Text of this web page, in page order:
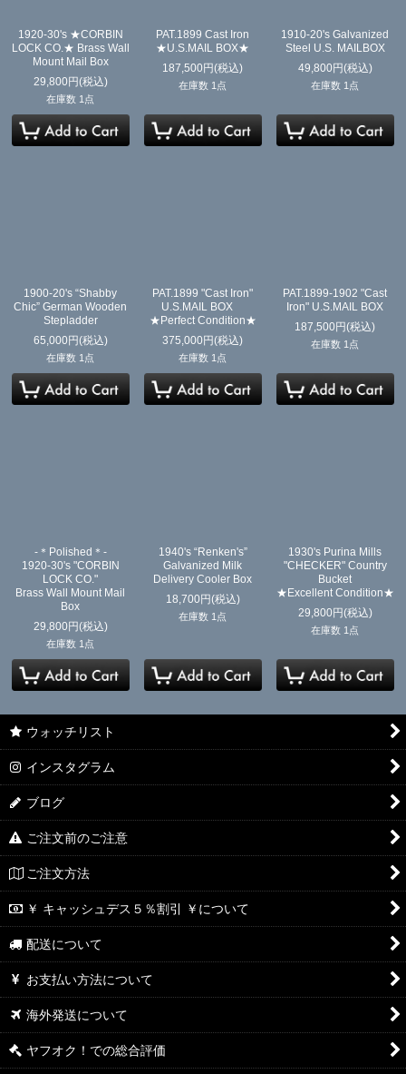
1920-30's ★CORBIN
LOCK CO.★ Brass Wall
Mount Mail Box
29,800円(税込)
在庫数 1点
PAT.1899 Cast Iron
★U.S.MAIL BOX★
187,500円(税込)
在庫数 1点
1910-20's Galvanized
Steel U.S. MAILBOX
49,800円(税込)
在庫数 1点
1900-20's “Shabby
Chic” German Wooden
Stepladder
65,000円(税込)
在庫数 1点
PAT.1899 "Cast Iron"
U.S.MAIL BOX
★Perfect Condition★
375,000円(税込)
在庫数 1点
PAT.1899-1902 "Cast
Iron" U.S.MAIL BOX
187,500円(税込)
在庫数 1点
-＊Polished＊-
1920-30's "CORBIN
LOCK CO."
Brass Wall Mount Mail
Box
29,800円(税込)
在庫数 1点
1940's “Renken's”
Galvanized Milk
Delivery Cooler Box
18,700円(税込)
在庫数 1点
1930's Purina Mills
"CHECKER" Country
Bucket
★Excellent Condition★
29,800円(税込)
在庫数 1点
ウォッチリスト
インスタグラム
ブログ
ご注文前のご注意
ご注文方法
￥ キャッシュデス５％割引 ￥について
配送について
お支払い方法について
海外発送について
ヤフオク！での総合評価